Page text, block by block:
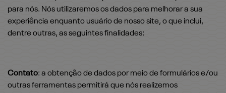
para nós. Nós utilizaremos os dados para melhorar a sua
experiência enquanto usuário de nosso site, o que inclui,
dentre outras, as seguintes finalidades:
Contato: a obtenção de dados por meio de formulários e/ou
outras ferramentas permitirá que nós realizemos